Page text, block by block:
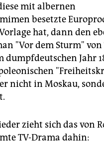
mit albernen
besetzte
hat, dann den
"Vor dem Sturm" von
dumpfdeutschen Jahr
nicht in Moskau,
zieht sich das von
TV-Drama dahin: